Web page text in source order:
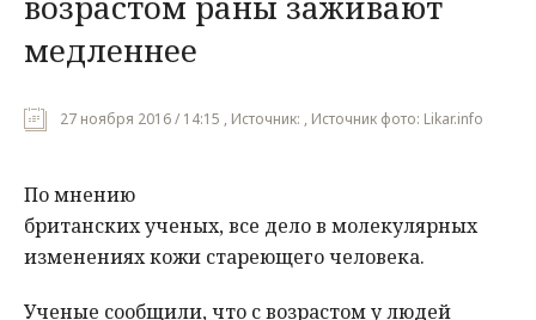
медленнее
27 ноября 2016 / 14:15 , Источник: , Источник фото: Likar.info
По мнению
британских ученых, все дело в молекулярных
изменениях кожи стареющего человека.
Ученые сообщили, что с возрастом у людей